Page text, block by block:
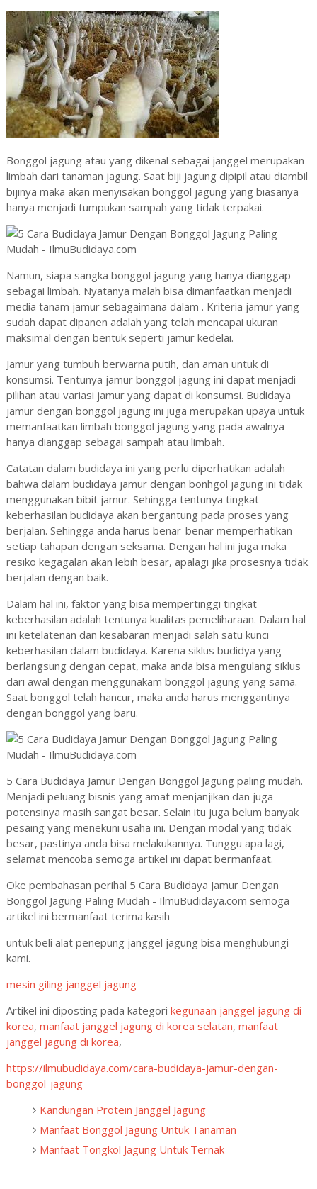
Bonggol jagung atau yang dikenal sebagai janggel merupakan
limbah dari tanaman jagung. Saat biji jagung dipipil atau diambil
bijinya maka akan menyisakan bonggol jagung yang biasanya
hanya menjadi tumpukan sampah yang tidak terpakai.
Namun, siapa sangka bonggol jagung yang hanya dianggap
sebagai limbah. Nyatanya malah bisa dimanfaatkan menjadi
media tanam jamur sebagaimana dalam . Kriteria jamur yang
sudah dapat dipanen adalah yang telah mencapai ukuran
maksimal dengan bentuk seperti jamur kedelai.
Jamur yang tumbuh berwarna putih, dan aman untuk di
konsumsi. Tentunya jamur bonggol jagung ini dapat menjadi
pilihan atau variasi jamur yang dapat di konsumsi. Budidaya
jamur dengan bonggol jagung ini juga merupakan upaya untuk
memanfaatkan limbah bonggol jagung yang pada awalnya
hanya dianggap sebagai sampah atau limbah.
Catatan dalam budidaya ini yang perlu diperhatikan adalah
bahwa dalam budidaya jamur dengan bonhgol jagung ini tidak
menggunakan bibit jamur. Sehingga tentunya tingkat
keberhasilan budidaya akan bergantung pada proses yang
berjalan. Sehingga anda harus benar-benar memperhatikan
setiap tahapan dengan seksama. Dengan hal ini juga maka
resiko kegagalan akan lebih besar, apalagi jika prosesnya tidak
berjalan dengan baik.
Dalam hal ini, faktor yang bisa mempertinggi tingkat
keberhasilan adalah tentunya kualitas pemeliharaan. Dalam hal
ini ketelatenan dan kesabaran menjadi salah satu kunci
keberhasilan dalam budidaya. Karena siklus budidya yang
berlangsung dengan cepat, maka anda bisa mengulang siklus
dari awal dengan menggunakam bonggol jagung yang sama.
Saat bonggol telah hancur, maka anda harus menggantinya
dengan bonggol yang baru.
5 Cara Budidaya Jamur Dengan Bonggol Jagung paling mudah.
Menjadi peluang bisnis yang amat menjanjikan dan juga
potensinya masih sangat besar. Selain itu juga belum banyak
pesaing yang menekuni usaha ini. Dengan modal yang tidak
besar, pastinya anda bisa melakukannya. Tunggu apa lagi,
selamat mencoba semoga artikel ini dapat bermanfaat.
Oke pembahasan perihal 5 Cara Budidaya Jamur Dengan
Bonggol Jagung Paling Mudah - IlmuBudidaya.com semoga
artikel ini bermanfaat terima kasih
untuk beli alat penepung janggel jagung bisa menghubungi
kami.
mesin giling janggel jagung
Artikel ini diposting pada kategori kegunaan janggel jagung di
korea, manfaat janggel jagung di korea selatan, manfaat
janggel jagung di korea,
https://ilmubudidaya.com/cara-budidaya-jamur-dengan-
bonggol-jagung
Kandungan Protein Janggel Jagung
Manfaat Bonggol Jagung Untuk Tanaman
Manfaat Tongkol Jagung Untuk Ternak